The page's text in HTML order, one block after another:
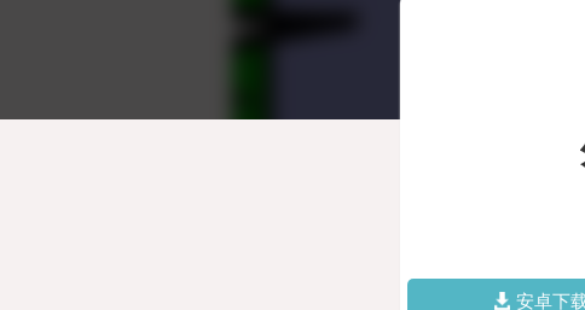
安卓下